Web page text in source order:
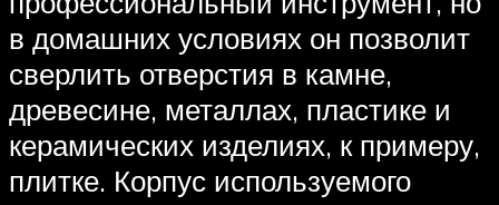
в домашних условиях он позволит
сверлить отверстия в камне,
древесине, металлах, пластике и
керамических изделиях, к примеру,
плитке. Корпус используемого